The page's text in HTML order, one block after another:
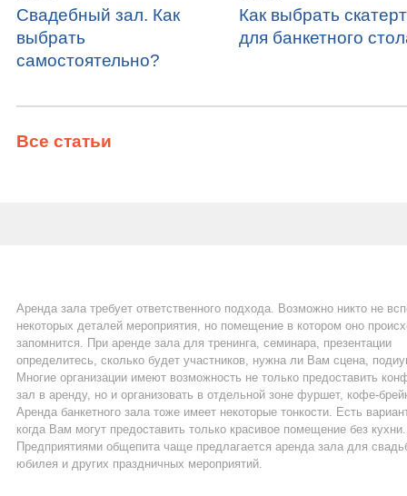
Свадебный зал. Как
выбрать
самостоятельно?
Как выбрать
для банкетного
Все статьи
Аренда зала требует ответственного подхода. Возможно никто не
некоторых деталей мероприятия, но помещение в котором оно
запомнится. При аренде зала для тренинга, семинара, презентации
определитесь, сколько будет участников, нужна ли Вам сцена,
Многие организации имеют возможность не только предоставить
зал в аренду, но и организовать в отдельной зоне фуршет, кофе-
Аренда банкетного зала тоже имеет некоторые тонкости. Есть
когда Вам могут предоставить только красивое помещение без кухни.
Предприятиями общепита чаще предлагается аренда зала для
юбилея и других праздничных мероприятий.